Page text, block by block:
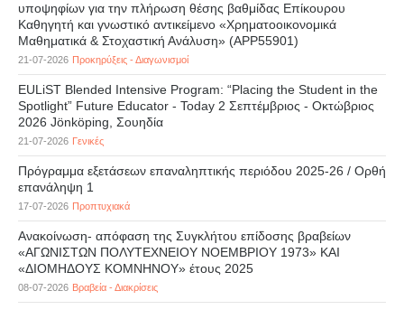
υποψηφίων για την πλήρωση θέσης βαθμίδας Επίκουρου
Καθηγητή και γνωστικό αντικείμενο «Χρηματοοικονομικά
Μαθηματικά & Στοχαστική Ανάλυση» (APP55901)
21-07-2026 Προκηρύξεις - Διαγωνισμοί
EULiST Blended Intensive Program: “Placing the Student in the
Spotlight” Future Educator - Today 2 Σεπτέμβριος - Οκτώβριος
2026 Jönköping, Σουηδία
21-07-2026 Γενικές
Πρόγραμμα εξετάσεων επαναληπτικής περιόδου 2025-26 / Ορθή
επανάληψη 1
17-07-2026 Προπτυχιακά
Ανακοίνωση- απόφαση της Συγκλήτου επίδοσης βραβείων
«ΑΓΩΝΙΣΤΩΝ ΠΟΛΥΤΕΧΝΕΙΟΥ ΝΟΕΜΒΡΙΟΥ 1973» ΚΑΙ
«ΔΙΟΜΗΔΟΥΣ ΚΟΜΝΗΝΟΥ» έτους 2025
08-07-2026 Βραβεία - Διακρίσεις